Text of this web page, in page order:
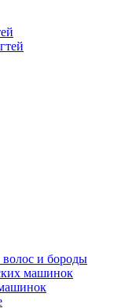
и бороды
машинок